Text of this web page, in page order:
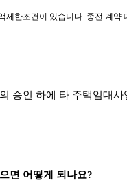
한조건이 있습니다. 종전 계약
승인 하에 타 주택임대
면 어떻게 되나요?